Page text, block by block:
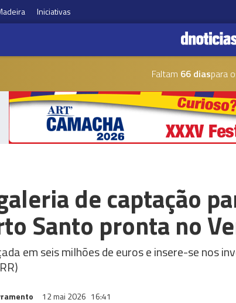
Iniciativas
Faltam 66 diaspara
de captação
Santo pronta no
em seis milhões de euros e insere-se nos
12 mai 2026 16:41